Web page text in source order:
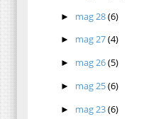
► mag 28(6)
► mag 27(4)
► mag 26(5)
► mag 25(6)
► mag 23(6)